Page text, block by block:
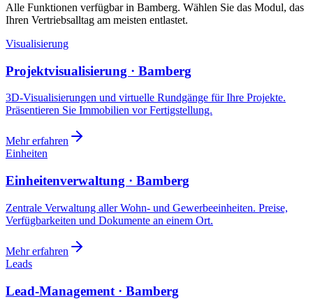
Alle Funktionen verfügbar in Bamberg. Wählen Sie das Modul, das
Ihren Vertriebsalltag am meisten entlastet.
Visualisierung
Projektvisualisierung · Bamberg
3D-Visualisierungen und virtuelle Rundgänge für Ihre Projekte.
Präsentieren Sie Immobilien vor Fertigstellung.
Mehr erfahren
Einheiten
Einheitenverwaltung · Bamberg
Zentrale Verwaltung aller Wohn- und Gewerbeeinheiten. Preise,
Verfügbarkeiten und Dokumente an einem Ort.
Mehr erfahren
Leads
Lead-Management · Bamberg